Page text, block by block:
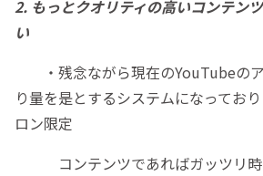
2. もっとクオリティの高いコンテン
い
・残念ながら現在のYouTubeの
り量を是とするシステムになってお
ロン限定
コンテンツであればガッツリ時